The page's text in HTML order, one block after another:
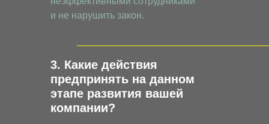
и не нарушить закон.
3. Какие действия
предпринять на данном
этапе развития вашей
компании?